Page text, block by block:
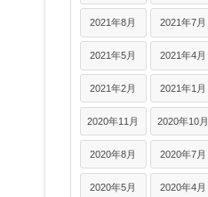
2021年8月 2021年7月
2021年5月 2021年4月
2021年2月 2021年1月
2020年11月 2020年10月
2020年8月 2020年7月
2020年5月 2020年4月